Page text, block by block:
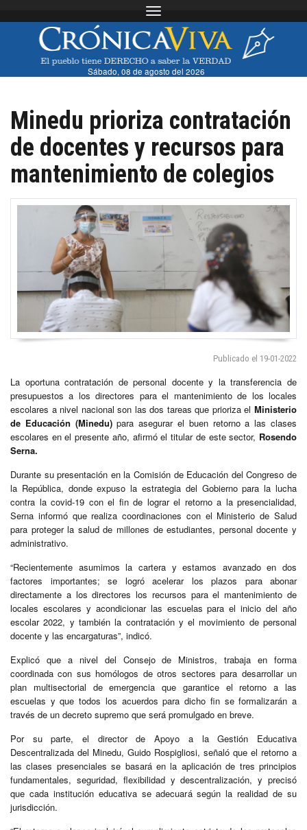
Toggle navigation
Sábado, 08 de agosto del 2026
Minedu prioriza contratación
de docentes y recursos para
mantenimiento de colegios
Publicado el 19-01-2022
La oportuna contratación de personal docente y la transferencia de
presupuestos a los directores para el mantenimiento de los locales
escolares a nivel nacional son las dos tareas que prioriza el Ministerio
de Educación (Minedu)para asegurar el buen retorno a las clases
escolares en el presente año, afirmó el titular de este sector, Rosendo
Serna.
Durante su presentación en la Comisión de Educación del Congreso de
la República, donde expuso la estrategia del Gobierno para la lucha
contra la covid-19 con el fin de lograr el retorno a la presencialidad,
Serna informó que realiza coordinaciones con el Ministerio de Salud
para proteger la salud de millones de estudiantes, personal docente y
administrativo.
“Recientemente asumimos la cartera y estamos avanzado en dos
factores importantes; se logró acelerar los plazos para abonar
directamente a los directores los recursos para el mantenimiento de
locales escolares y acondicionar las escuelas para el inicio del año
escolar 2022, y también la contratación y el movimiento de personal
docente y las encargaturas”, indicó.
Explicó que a nivel del Consejo de Ministros, trabaja en forma
coordinada con sus homólogos de otros sectores para desarrollar un
plan multisectorial de emergencia que garantice el retorno a las
escuelas y que todos los acuerdos para dicho fin se formalizarán a
través de un decreto supremo que será promulgado en breve.
Por su parte, el director de Apoyo a la Gestión Educativa
Descentralizada del Minedu, Guido Rospigliosi, señaló que el retorno a
las clases presenciales se basará en la aplicación de tres principios
fundamentales, seguridad, flexibilidad y descentralización, y precisó
que cada institución educativa se adecuará según la realidad de su
jurisdicción.